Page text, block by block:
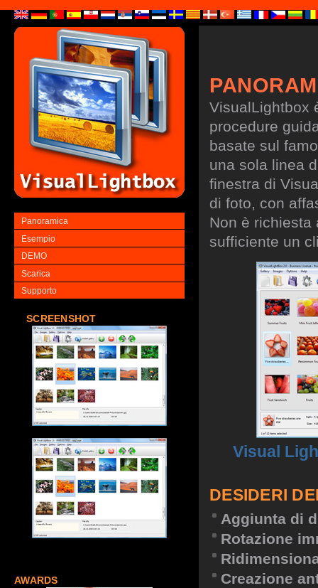
Panoramica
Esempio
DEMO
Scarica
Supporto
SCREENSHOT
AWARDS
VisualLightbox
procedure
basate sul
una sola linea
finestra di
di foto, con
Non è richiesta
sufficiente un
Visual
DESIDERI
Aggiunta di
Rotazione
Creazione